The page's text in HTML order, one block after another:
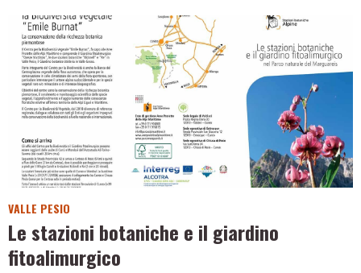
VALLE PESIO
Le stazioni botaniche e il giardino
fitoalimurgico